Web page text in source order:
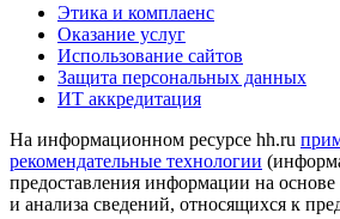
Этика и комплаенс
Оказание услуг
Использование сайтов
Защита персональных данных
ИТ аккредитация
На информационном ресурсе hh.ru
рекомендательные технологии
предоставления информации на основе
и анализа сведений, относящихся к